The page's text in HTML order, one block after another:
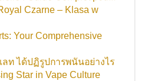
Czarne – Klasa w
Your Comprehensive
ลท ได้ปฏิรูปการพนันอย่างไร
Star in Vape Culture